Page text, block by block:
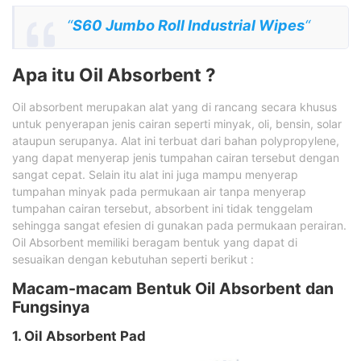
“S60 Jumbo Roll Industrial Wipes“
Apa itu Oil Absorbent ?
Oil absorbent merupakan alat yang di rancang secara khusus
untuk penyerapan jenis cairan seperti minyak, oli, bensin, solar
ataupun serupanya. Alat ini terbuat dari bahan polypropylene,
yang dapat menyerap jenis tumpahan cairan tersebut dengan
sangat cepat. Selain itu alat ini juga mampu menyerap
tumpahan minyak pada permukaan air tanpa menyerap
tumpahan cairan tersebut, absorbent ini tidak tenggelam
sehingga sangat efesien di gunakan pada permukaan perairan.
Oil Absorbent memiliki beragam bentuk yang dapat di
sesuaikan dengan kebutuhan seperti berikut :
Macam-macam Bentuk Oil Absorbent dan
Fungsinya
1. Oil Absorbent Pad